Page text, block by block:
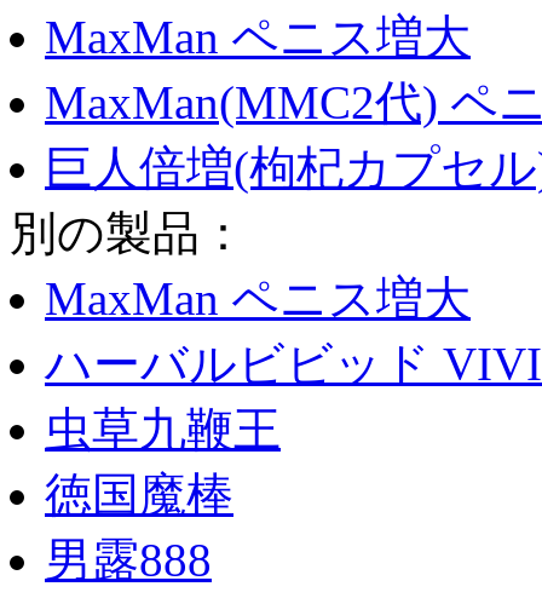
MaxMan ペニス増大
MaxMan(MMC2代) ペ
巨人倍増(枸杞カプセ
別の製品：
MaxMan ペニス増大
ハーバルビビッド
虫草九鞭王
徳国魔棒
男露888